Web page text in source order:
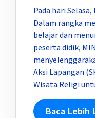
Pada hari
Dalam rangka
belajar dan
peserta didik,
Aksi Lapangan
Wisata Religi
Baca Lebih